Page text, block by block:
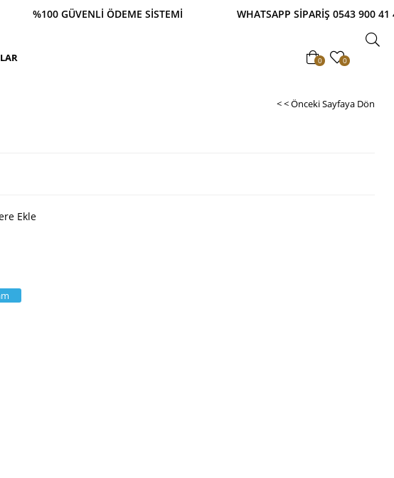
GÜVENLİ ÖDEME SİSTEMİ WHATSAPP SİPARİŞ 0543 900 41 41
0 0
< < Önceki Sayfaya Dön
Ekle